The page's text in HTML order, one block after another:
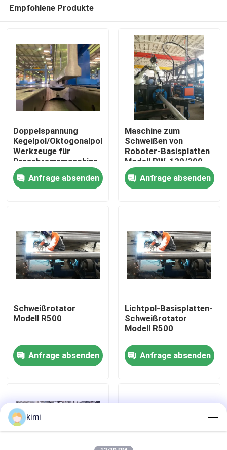
Zu Hause
Produkte
Werksbesichtigung
Kontakt
Neuigkeiten
Angebot anfordern
Bremse hydraulischer Presse cnc
Empfohlene Produkte
Doppelspannung
Kegelpol/Oktogonalpol
Werkzeuge für
Pressbremsmaschine
Anfrage absenden
Maschine zum
Schweißen von
Roboter-Basisplatten
Modell RW-120/300
Anfrage absenden
Schweißrotator
Modell R500
Anfrage absenden
Lichtpol-Basisplatten-
Schweißrotator
Modell R500
Anfrage absenden
kimi